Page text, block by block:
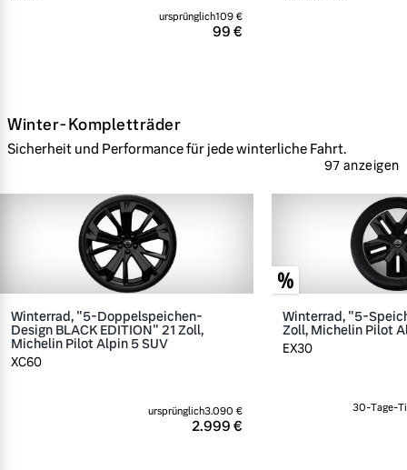
99 €
ursprünglich109 €
Winter-Kompletträder
Sicherheit und Performance für jede winterliche Fahrt.
97 anzeigen
Winterrad, "5-Doppelspeichen-
Design BLACK EDITION" 21 Zoll,
Michelin Pilot Alpin 5 SUV
XC60
2.999 €
ursprünglich3.090 €
Winterrad, "5-
Zoll, Michelin Pilot
EX30
30-Tage-